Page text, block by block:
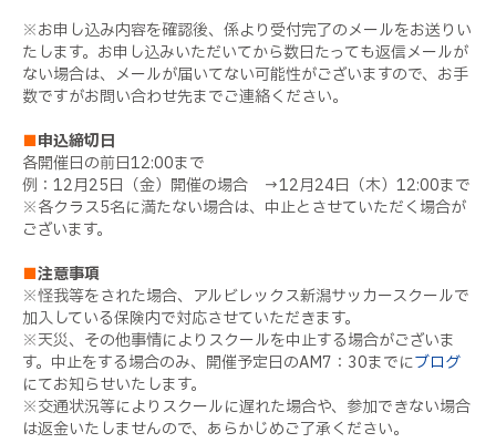
※お申し込み内容を確認後、係より受付完了のメールをお送りい
たします。お申し込みいただいてから数日たっても返信メールが
ない場合は、メールが届いてない可能性がございますので、お手
数ですがお問い合わせ先までご連絡ください。
■申込締切日
各開催日の前日12:00まで
例：12月25日（金）開催の場合 → 12月24日（木）12:00まで
※各クラス5名に満たない場合は、中止とさせていただく場合が
ございます。
■注意事項
※怪我等をされた場合、アルビレックス新潟サッカースクールで
加入している保険内で対応させていただきます。
※天災、その他事情によりスクールを中止する場合がございま
す。中止をする場合のみ、開催予定日のAM7：30までにブログ
にてお知らせいたします。
※交通状況等によりスクールに遅れた場合や、参加できない場合
は返金いたしませんので、あらかじめご了承ください。